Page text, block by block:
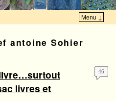
Menu ↓
antoine Sohier
livres et
46